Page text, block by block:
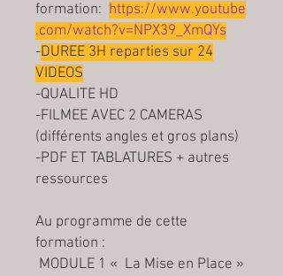
formation: https://www.youtube
.com/watch?v=NPX39_XmQYs
-DUREE 3H reparties sur 24
VIDEOS
-QUALITE HD
-FILMEE AVEC 2 CAMERAS
(différents angles et gros plans)
-PDF ET TABLATURES + autres
ressources
Au programme de cette
formation :
MODULE 1 « La Mise en Place »